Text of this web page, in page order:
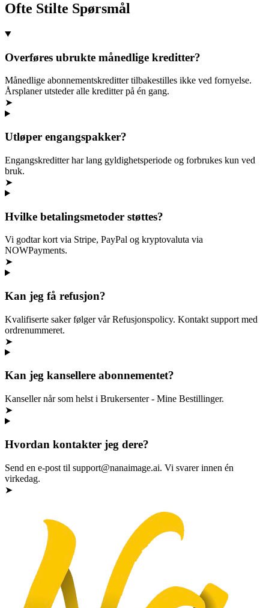
Ofte Stilte Spørsmål
Overføres ubrukte månedlige kreditter?
Månedlige abonnementskreditter tilbakestilles ikke ved fornyelse.
Årsplaner utsteder alle kreditter på én gang.
➤
Utløper engangspakker?
Engangskreditter har lang gyldighetsperiode og forbrukes kun ved
bruk.
➤
Hvilke betalingsmetoder støttes?
Vi godtar kort via Stripe, PayPal og kryptovaluta via
NOWPayments.
➤
Kan jeg få refusjon?
Kvalifiserte saker følger vår Refusjonspolicy. Kontakt support med
ordrenummeret.
➤
Kan jeg kansellere abonnementet?
Kanseller når som helst i Brukersenter - Mine Bestillinger.
➤
Hvordan kontakter jeg dere?
Send en e-post til support@nanaimage.ai. Vi svarer innen én
virkedag.
➤